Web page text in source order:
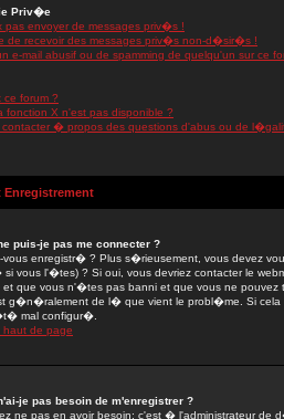
Priv�e
pas envoyer de messages priv�s !
de recevoir des messages priv�s non-d�sir�s !
e-mail abusif ou de spamming de quelqu'un sur ce
forum ?
fonction X n'est pas disponible ?
contacter � propos des questions d'abus ou de
Enregistrement
puis-je pas me connecter ?
enregistr� ? Plus s�rieusement, vous devez
vous l'�tes) ? Si oui, vous devriez contacter le
que vous n'�tes pas banni et que vous ne pouvez
g�n�ralement de l� que vient le probl�me. Si cela
mal configur�.
haut de page
je pas besoin de m'enregistrer ?
ne pas en avoir besoin; c'est � l'administrateur de